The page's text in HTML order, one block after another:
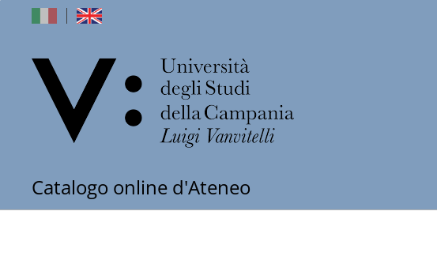
Catalogo online d'Ateneo
degli